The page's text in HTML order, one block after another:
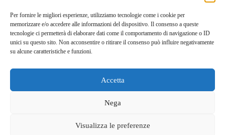
Per fornire le migliori esperienze, utilizziamo tecnologie come i cookie per
memorizzare e/o accedere alle informazioni del dispositivo. Il consenso a queste
tecnologie ci permetterà di elaborare dati come il comportamento di navigazione o ID
unici su questo sito. Non acconsentire o ritirare il consenso può influire negativamente
su alcune caratteristiche e funzioni.
Accetta
Nega
Visualizza le preferenze
Vivi la Montagna
Cucina e prodotti tipici